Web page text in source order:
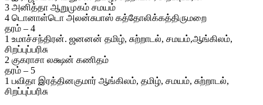
3 அனித்தா ஆறுமுகம் சமயம்
4 டொனாள்டொ அலன்சுபாஸ் கத்தோலிக்கத்திருமறை
தரம் – 4
1 உமாச்சந்திரன். ஜனனன் தமிழ், சுற்றாடல், சமயம்,ஆங்கிலம்,
சிறப்புப்பரிசு
2 குகராசா லக்ஷன் கணிதம்
தரம் – 5
1 பவிதா இரத்தினகுமார் ஆங்கிலம், தமிழ், சமயம், சுற்றாடல்,
சிறப்புப்பரிசு